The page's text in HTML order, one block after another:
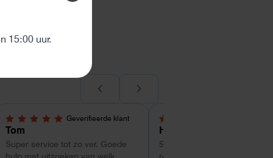
Geverifieerde klant
5,0 van 5 sterren
Tom
Super service tot zo ver. Goede
4 van 5 sterren
Hans Kollenbrander
Snelle levering en goede
15:00 uur.